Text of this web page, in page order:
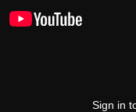
Sign in